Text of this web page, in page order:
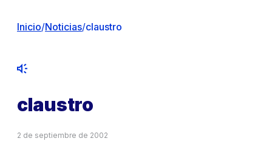
Inicio/Noticias/claustro
claustro
2 de septiembre de 2002